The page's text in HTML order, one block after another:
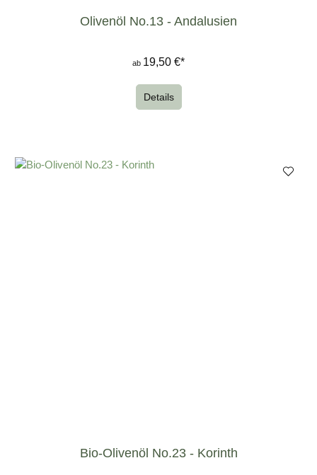
Olivenöl No.13 - Andalusien
ab 19,50 €*
Details
Bio-Olivenöl No.23 - Korinth